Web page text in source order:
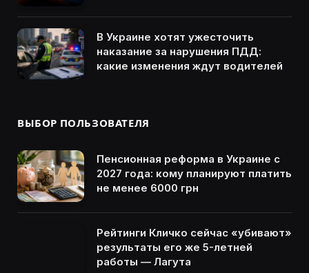
В Украине хотят ужесточить
наказание за нарушения ПДД:
какие изменения ждут водителей
ВЫБОР ПОЛЬЗОВАТЕЛЯ
Пенсионная реформа в Украине с
2027 года: кому планируют платить
не менее 6000 грн
Рейтинги Кличко сейчас «убивают»
результаты его же 5-летней
работы — Лагута